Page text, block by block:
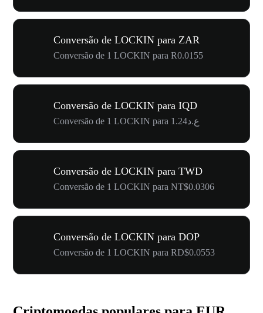
Conversão de LOCKIN para ZAR
Conversão de 1 LOCKIN para R0.0155
Conversão de LOCKIN para IQD
Conversão de 1 LOCKIN para ع.د1.24
Conversão de LOCKIN para TWD
Conversão de 1 LOCKIN para NT$0.0306
Conversão de LOCKIN para DOP
Conversão de 1 LOCKIN para RD$0.0553